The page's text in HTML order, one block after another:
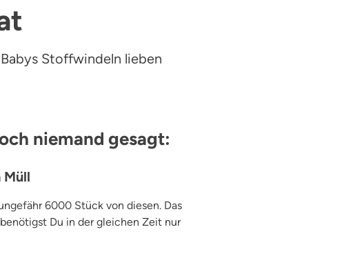
Stoffwindeln lieben
niemand gesagt:
Müll
6000 Stück von diesen. Das
Du in der gleichen Zeit nur